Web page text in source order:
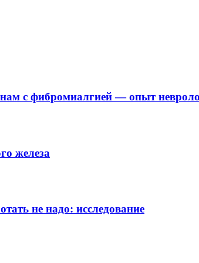
с фибромиалгией — опыт
железа
не надо: исследование